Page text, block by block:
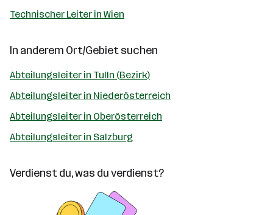
Technischer Leiter in Wien
In anderem Ort/Gebiet suchen
Abteilungsleiter in Tulln (Bezirk)
Abteilungsleiter in Niederösterreich
Abteilungsleiter in Oberösterreich
Abteilungsleiter in Salzburg
Verdienst du, was du verdienst?